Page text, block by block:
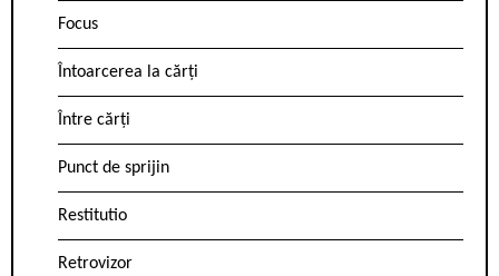
Focus
Întoarcerea la cărți
Între cărți
Punct de sprijin
Restitutio
Retrovizor